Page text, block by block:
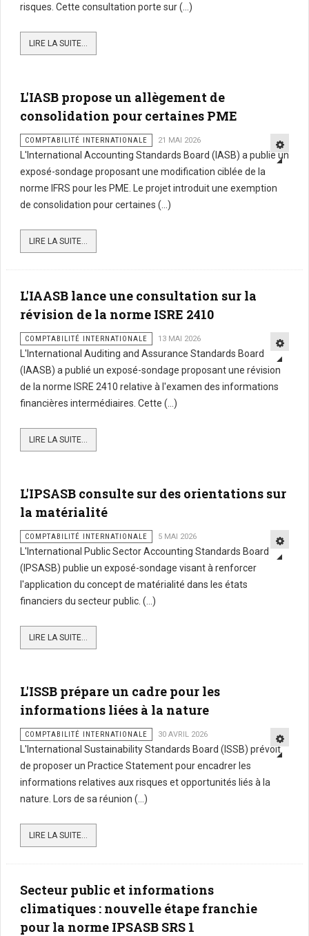
risques. Cette consultation porte sur (...)
LIRE LA SUITE...
L'IASB propose un allègement de
consolidation pour certaines PME
COMPTABILITÉ INTERNATIONALE 21 MAI 2026
L'International Accounting Standards Board (IASB) a publié un
exposé-sondage proposant une modification ciblée de la
norme IFRS pour les PME. Le projet introduit une exemption
de consolidation pour certaines (...)
LIRE LA SUITE...
L'IAASB lance une consultation sur la
révision de la norme ISRE 2410
COMPTABILITÉ INTERNATIONALE 13 MAI 2026
L'International Auditing and Assurance Standards Board
(IAASB) a publié un exposé-sondage proposant une révision
de la norme ISRE 2410 relative à l'examen des informations
financières intermédiaires. Cette (...)
LIRE LA SUITE...
L'IPSASB consulte sur des orientations sur
la matérialité
COMPTABILITÉ INTERNATIONALE 5 MAI 2026
L'International Public Sector Accounting Standards Board
(IPSASB) publie un exposé-sondage visant à renforcer
l'application du concept de matérialité dans les états
financiers du secteur public. (...)
LIRE LA SUITE...
L'ISSB prépare un cadre pour les
informations liées à la nature
COMPTABILITÉ INTERNATIONALE 30 AVRIL 2026
L'International Sustainability Standards Board (ISSB) prévoit
de proposer un Practice Statement pour encadrer les
informations relatives aux risques et opportunités liés à la
nature. Lors de sa réunion (...)
LIRE LA SUITE...
Secteur public et informations
climatiques : nouvelle étape franchie
pour la norme IPSASB SRS 1